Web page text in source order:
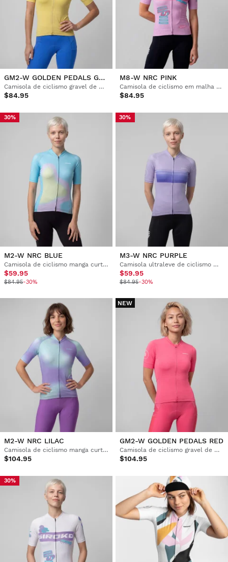
GM2-W GOLDEN PEDALS GREEN
Camisola de ciclismo gravel de manga curta para mulher
$84.95
M8-W NRC PINK
Camisola de ciclismo em malha de manga curta para mulher
$84.95
30%
M2-W NRC BLUE
Camisola de ciclismo manga curta mulher
$59.95
$84.95-30%
30%
M3-W NRC PURPLE
Camisola ultraleve de ciclismo mulher
$59.95
$84.95-30%
M2-W NRC LILAC
Camisola de ciclismo manga curta mulher
$104.95
NEW
GM2-W GOLDEN PEDALS RED
Camisola de ciclismo gravel de manga curta para mulher
$104.95
30%